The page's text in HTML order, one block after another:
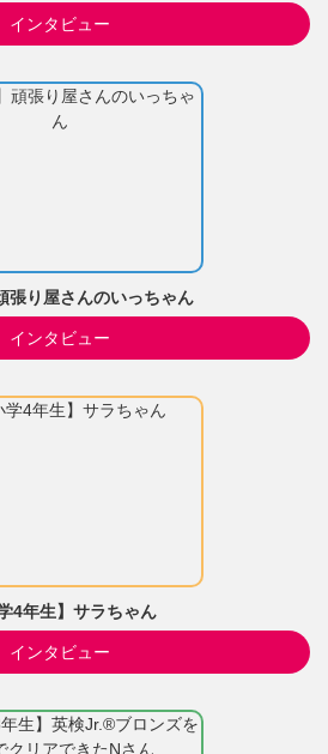
インタビュー
張り屋さんのいっちゃん
インタビュー
学4年生】サラちゃん
インタビュー